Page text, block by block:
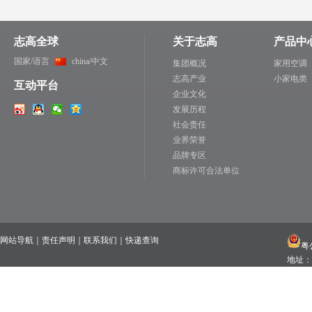
志高全球
国家/语言 china/中文
互动平台
关于志高
集团概况
志高产业
企业文化
发展历程
社会责任
业界荣誉
品牌专区
商标许可合法单位
产品中
家用空调
小家电类
网站导航 责任声明 联系我们 ｜快递查询
粤
地址